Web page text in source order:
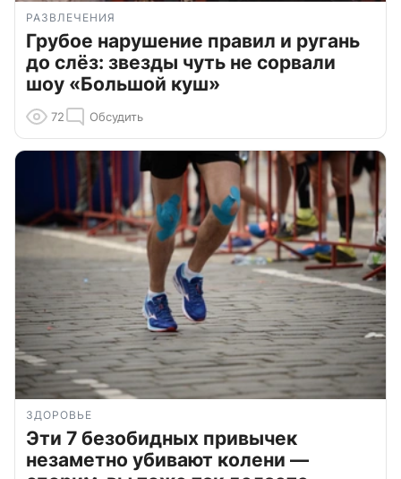
РАЗВЛЕЧЕНИЯ
Грубое нарушение правил и ругань
до слёз: звезды чуть не сорвали
шоу «Большой куш»
72 Обсудить
ЗДОРОВЬЕ
Эти 7 безобидных привычек
незаметно убивают колени —